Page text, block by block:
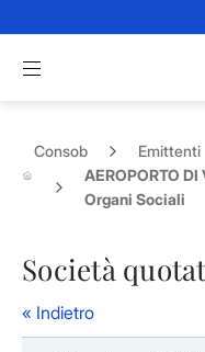
Apri menu di navigazione
Consob Emittenti
AEROPORTO
Organi Sociali
Società
« Indietro